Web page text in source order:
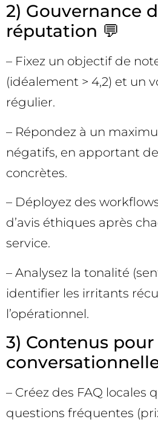
2) Gouvernance
réputation 💬
– Fixez un objectif de
(idéalement > 4,2) et un
régulier.
– Répondez à un
négatifs, en apportant
concrètes.
– Déployez des
d’avis éthiques après
service.
– Analysez la tonalité
identifier les irritants
l’opérationnel.
3) Contenus
– Créez des FAQ locales
questions fréquentes